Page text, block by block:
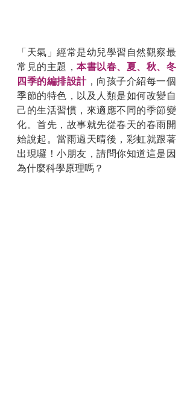
「天氣」經常是幼兒學習自然觀察最
常見的主題，本書以春、夏、秋、冬
四季的編排設計，向孩子介紹每一個
季節的特色，以及人類是如何改變自
己的生活習慣，來適應不同的季節變
化。首先，故事就先從春天的春雨開
始說起。當雨過天晴後，彩虹就跟著
出現囉！小朋友，請問你知道這是因
為什麼科學原理嗎？